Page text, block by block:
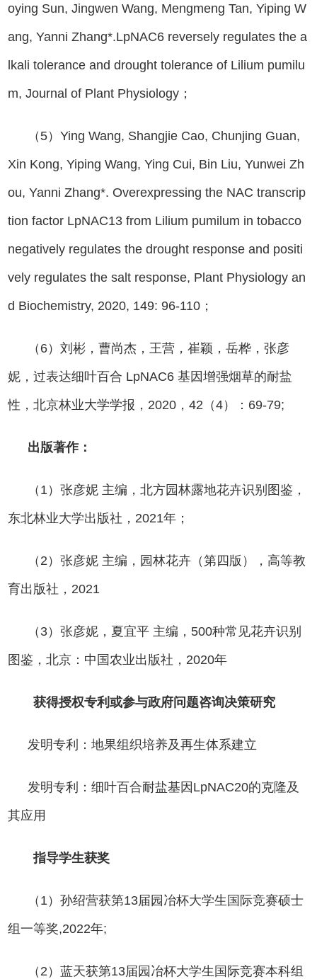
oying Sun, Jingwen Wang, Mengmeng Tan, Yiping W
ang, Yanni Zhang*.LpNAC6 reversely regulates the a
lkali tolerance and drought tolerance of Lilium pumilu
m, Journal of Plant Physiology；
（5）Ying Wang, Shangjie Cao, Chunjing Guan,
Xin Kong, Yiping Wang, Ying Cui, Bin Liu, Yunwei Zh
ou, Yanni Zhang*. Overexpressing the NAC transcrip
tion factor LpNAC13 from Lilium pumilum in tobacco
negatively regulates the drought response and positi
vely regulates the salt response, Plant Physiology an
d Biochemistry, 2020, 149: 96-110；
（6）刘彬，曹尚杰，王营，崔颖，岳桦，张彦
妮，过表达细叶百合 LpNAC6 基因增强烟草的耐盐
性，北京林业大学学报，2020，42（4）：69-79;
出版著作：
（1）张彦妮 主编，北方园林露地花卉识别图鉴，
东北林业大学出版社，2021年；
（2）张彦妮 主编，园林花卉（第四版），高等教
育出版社，2021
（3）张彦妮，夏宜平 主编，500种常见花卉识别
图鉴，北京：中国农业出版社，2020年
获得授权专利或参与政府问题咨询决策研究
发明专利：地果组织培养及再生体系建立
发明专利：细叶百合耐盐基因LpNAC20的克隆及
其应用
指导学生获奖
（1）孙绍营获第13届园冶杯大学生国际竞赛硕士
组一等奖,2022年;
（2）蓝天获第13届园冶杯大学生国际竞赛本科组